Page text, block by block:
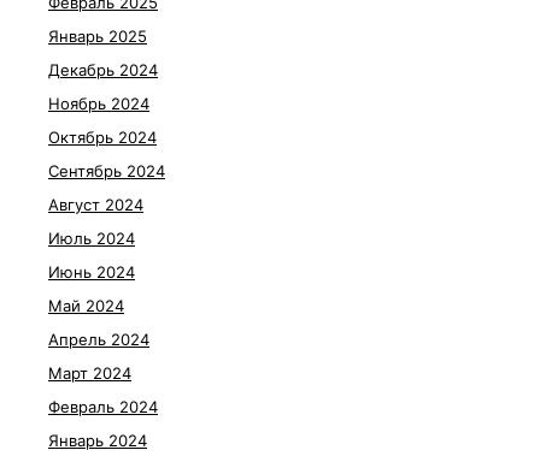
Январь 2025
Декабрь 2024
Ноябрь 2024
Октябрь 2024
Сентябрь 2024
Август 2024
Июль 2024
Июнь 2024
Май 2024
Апрель 2024
Март 2024
Февраль 2024
Январь 2024